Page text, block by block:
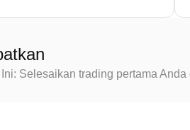
Selesaikan trading pertama